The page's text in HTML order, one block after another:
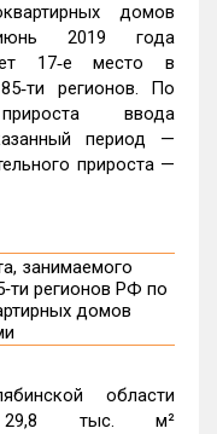
домов
июнь 2019 года
17‑е место в
регионов. По
ввода
период —
прироста —
области
29,8 тыс. м²